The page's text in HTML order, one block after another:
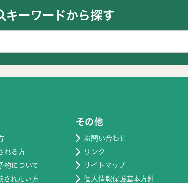
キーワードから探す
れる方
約について
されたい方
その他
お問い合わせ
リンク
サイトマップ
個人情報保護基本方針